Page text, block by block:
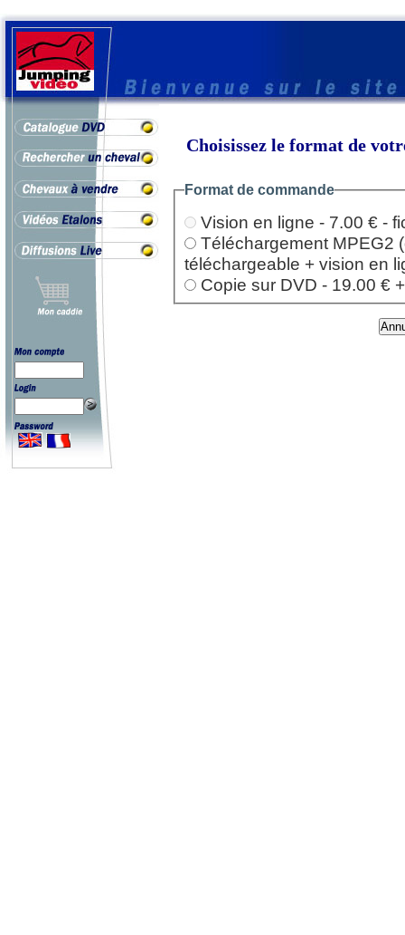
Choisissez le format de
Format de commande
Vision en ligne - 7.00 € -
Téléchargement MPEG2
téléchargeable + vision en
Copie sur DVD - 19.00 €